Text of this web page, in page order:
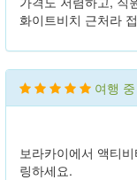
화이트비치 근처라
여행
보라카이에서 액티
링하세요.